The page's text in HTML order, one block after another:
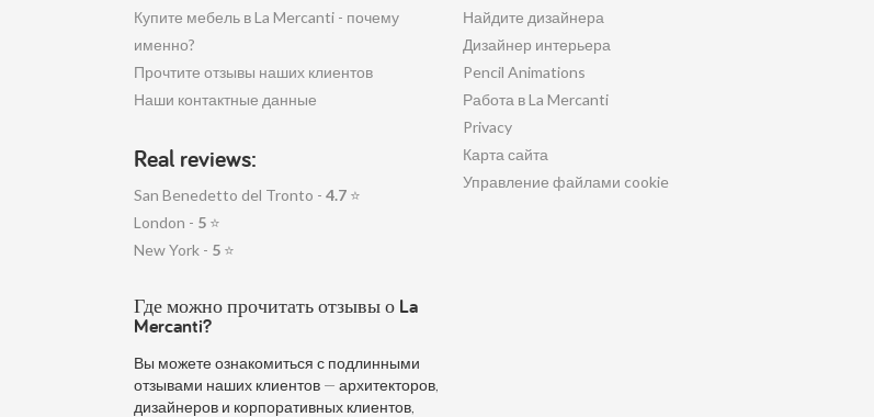
Купите мебель в La Mercanti - почему
именно?
Прочтите отзывы наших клиентов
Наши контактные данные
Real reviews:
San Benedetto del Tronto - 4.7 ⭐
London - 5 ⭐
New York - 5 ⭐
Где можно прочитать отзывы о La
Mercanti?
Вы можете ознакомиться с подлинными
отзывами наших клиентов — архитекторов,
дизайнеров и корпоративных клиентов,
Найдите дизайнера
Дизайнер интерьера
Pencil Animations
Работа в La Mercanti
Privacy
Карта сайта
Управление файлами cookie